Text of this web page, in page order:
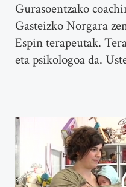
Gurasoentzako
Gasteizko Norgara
Espin terapeutak.
eta psikologoa da.